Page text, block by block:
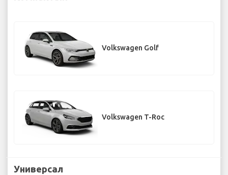
Volkswagen Golf
Volkswagen T-Roc
Универсал